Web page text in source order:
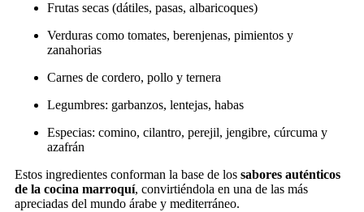
Frutas secas (dátiles, pasas, albaricoques)
Verduras como tomates, berenjenas, pimientos y
zanahorias
Carnes de cordero, pollo y ternera
Legumbres: garbanzos, lentejas, habas
Especias: comino, cilantro, perejil, jengibre, cúrcuma y
azafrán
Estos ingredientes conforman la base de los sabores auténticos
de la cocina marroquí, convirtiéndola en una de las más
apreciadas del mundo árabe y mediterráneo.